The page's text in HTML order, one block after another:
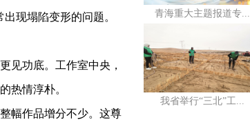
现塌陷变形的问题。
功底。工作室中央，
热情淳朴。
幅作品增分不少。这尊
青海重大主题报道专...
我省举行“三北”工...